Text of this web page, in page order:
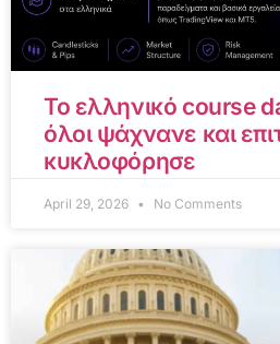
Το ελληνικό course
όλοι ψάχνανε και
κυκλοφόρησε
April 29, 2026 No Comments